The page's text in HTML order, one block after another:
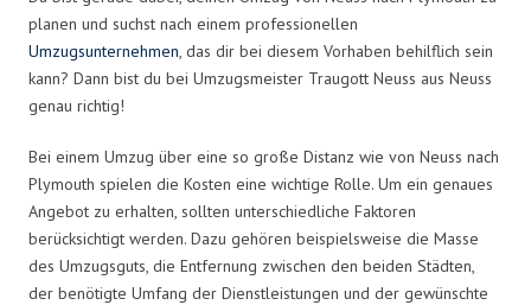
planen und suchst nach einem professionellen
Umzugsunternehmen, das dir bei diesem Vorhaben behilflich sein
kann? Dann bist du bei Umzugsmeister Traugott Neuss aus Neuss
genau richtig!
Bei einem Umzug über eine so große Distanz wie von Neuss nach
Plymouth spielen die Kosten eine wichtige Rolle. Um ein genaues
Angebot zu erhalten, sollten unterschiedliche Faktoren
berücksichtigt werden. Dazu gehören beispielsweise die Masse
des Umzugsguts, die Entfernung zwischen den beiden Städten,
der benötigte Umfang der Dienstleistungen und der gewünschte